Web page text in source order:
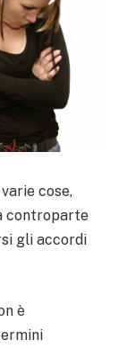
cose,
controparte
gli accordi
è